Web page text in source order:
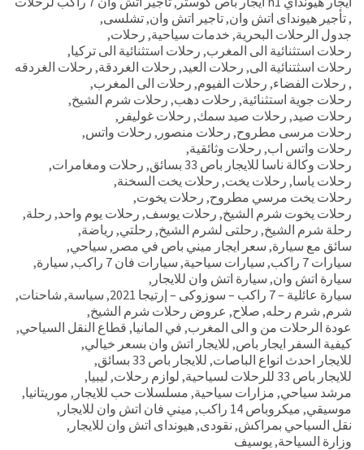
,تأجير هيونداى اتش وان,تاجير اتش وان,تشلسى,
جدول الرحلات البحرية, خدمات سياحية, رحلات,
رحلات استثنائية الى المغرب, رحلات استثنائية الى تركيا,
رحلات اسثتنائية الى, رحلات العيد, رحلات الغردقة, رحلات الغردقه
, رحلات الفضاء, رحلات الفيوم, رحلات الى المغرب,
رحلات جوية استثنائية, رحلات دهب, رحلات شرم الشيخ,
رحلات صيد, رحلات صيد سمك, رحلات غوليفر ,
رحلات مرسى مطروح, رحلات منصور , رحلات واتس,
رحلات واتس اب, رحلات وثائقية,
رحلات وكالة ناسا للايجار باص 33 بسائق
, رحلات ومغامرات,
رحلات ياسا, رحلات يخت, رحلات يخت السخنة,
رحلات يخت مرسي مطروح, رحلات يخوت,
رحلات يخوت شرم الشيخ, رحلات يوسف, رحلات يوم واحد, رحلة,
رحلة شرم الشيخ, رحلتى لشرم الشيخ, رحلتي, رياضة,
سائق مع سيارة, سعر ايجار ميني باص في مصر , سياحي,
سيارات 7 راكب
, سيارات سياحية, سيارات فان 7 راكب , سيارة,
سيارة اتش وان, سيارة اتش وان للايجار ,
سيارة عائلية – 7 راكب – سوزوكى – إرتيجا 2021
, سياسة, شاحنات,
شرم, شرم رحله, صلاح, عروض رحلات شرم الشيخ,
عودة الرحلات من و الى المغرب, في المانيا, قطاع النقل السياحي,
كيفية السفر ايجار باص, للايجار اتش وان بسعر خيالي,
للايجار احدث انواع الباصات, للايجار باص 33 بسائق
,
للايجار باص 33 للرحلات لسياحية
, لوازم رحلات, ليبيا,
مرشد سياحي, مزارات سياحية, مسلسلات حب للايجار , موريتانيا,
موسيقي, ميكروباص 14 راكب , ميني فان اتش وان للايجار ,
نقل السياحي بمراكش, نقودى,هيونداى اتش وان للايجار ,
وزارة السياحة, يوسيف